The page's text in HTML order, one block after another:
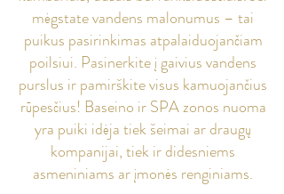
mėgstate vandens malonumus – tai
puikus pasirinkimas atpalaiduojančiam
poilsiui. Pasinerkite į gaivius vandens
purslus ir pamirškite visus kamuojančius
rūpesčius! Baseino ir SPA zonos nuoma
yra puiki idėja tiek šeimai ar draugų
kompanijai, tiek ir didesniems
asmeniniams ar įmonės renginiams.